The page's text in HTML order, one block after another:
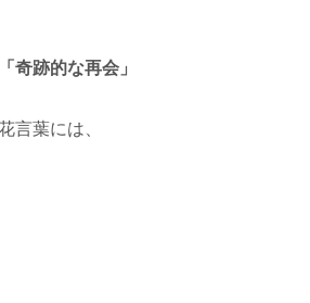
奇跡的な再会」
言葉には、